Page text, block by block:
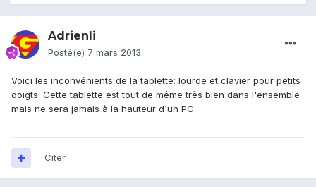
Adrienli
Posté(e) 7 mars 2013
Voici les inconvénients de la tablette: lourde et clavier pour petits
doigts. Cette tablette est tout de même très bien dans l'ensemble
mais ne sera jamais à la hauteur d'un PC.
Citer